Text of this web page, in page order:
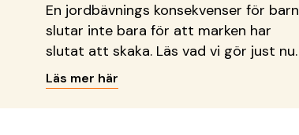
En jordbävnings konsekvenser för barn
slutar inte bara för att marken har
slutat att skaka. Läs vad vi gör just nu.
Läs mer här